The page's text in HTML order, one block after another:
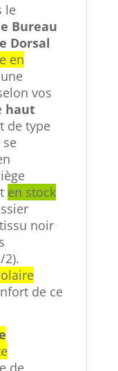
le
Bureau
Dorsal
en
vos
haut
de type
en stock
noir
2).
de ce
de